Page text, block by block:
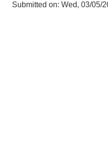
Submitted on: Wed, 03/05/